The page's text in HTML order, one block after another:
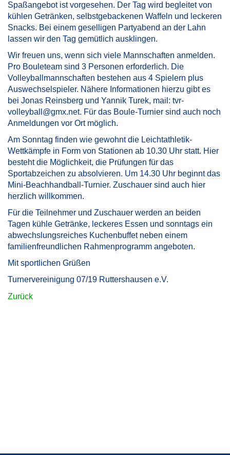
Spaßangebot ist vorgesehen. Der Tag wird begleitet von
kühlen Getränken, selbstgebackenen Waffeln und leckeren
Snacks. Bei einem geselligen Partyabend an der Lahn
lassen wir den Tag gemütlich ausklingen.
Wir freuen uns, wenn sich viele Mannschaften anmelden.
Pro Bouleteam sind 3 Personen erforderlich. Die
Volleyballmannschaften bestehen aus 4 Spielern plus
Auswechselspieler. Nähere Informationen hierzu gibt es
bei Jonas Reinsberg und Yannik Turek, mail: tvr-
volleyball@gmx.net. Für das Boule-Turnier sind auch noch
Anmeldungen vor Ort möglich.
Am Sonntag finden wie gewohnt die Leichtathletik-
Wettkämpfe in Form von Stationen ab 10.30 Uhr statt. Hier
besteht die Möglichkeit, die Prüfungen für das
Sportabzeichen zu absolvieren. Um 14.30 Uhr beginnt das
Mini-Beachhandball-Turnier. Zuschauer sind auch hier
herzlich willkommen.
Für die Teilnehmer und Zuschauer werden an beiden
Tagen kühle Getränke, leckeres Essen und sonntags ein
abwechslungsreiches Kuchenbuffet neben einem
familienfreundlichen Rahmenprogramm angeboten.
Mit sportlichen Grüßen
Turnervereinigung 07/19 Ruttershausen e.V.
Zurück